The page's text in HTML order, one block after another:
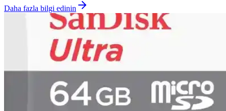
Daha fazla bilgi edinin